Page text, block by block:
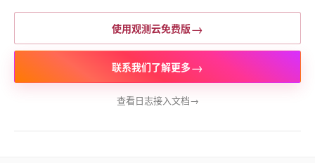
使用观测云免费版→
联系我们了解更多→
查看日志接入文档→